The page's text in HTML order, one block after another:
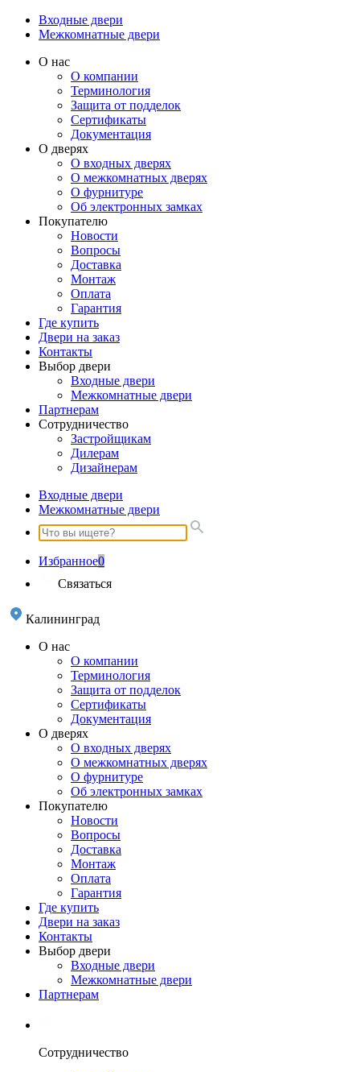
Входные двери
Межкомнатные двери
О нас
О компании
Терминология
Защита от подделок
Сертификаты
Документация
О дверях
О входных дверях
О межкомнатных дверях
О фурнитуре
Об электронных замках
Покупателю
Новости
Вопросы
Доставка
Монтаж
Оплата
Гарантия
Где купить
Двери на заказ
Контакты
Выбор двери
Входные двери
Межкомнатные двери
Партнерам
Сотрудничество
Застройщикам
Дилерам
Дизайнерам
Входные двери
Межкомнатные двери
Избранное0
Связаться
Калининград
О нас
О компании
Терминология
Защита от подделок
Сертификаты
Документация
О дверях
О входных дверях
О межкомнатных дверях
О фурнитуре
Об электронных замках
Покупателю
Новости
Вопросы
Доставка
Монтаж
Оплата
Гарантия
Где купить
Двери на заказ
Контакты
Выбор двери
Входные двери
Межкомнатные двери
Партнерам
Сотрудничество